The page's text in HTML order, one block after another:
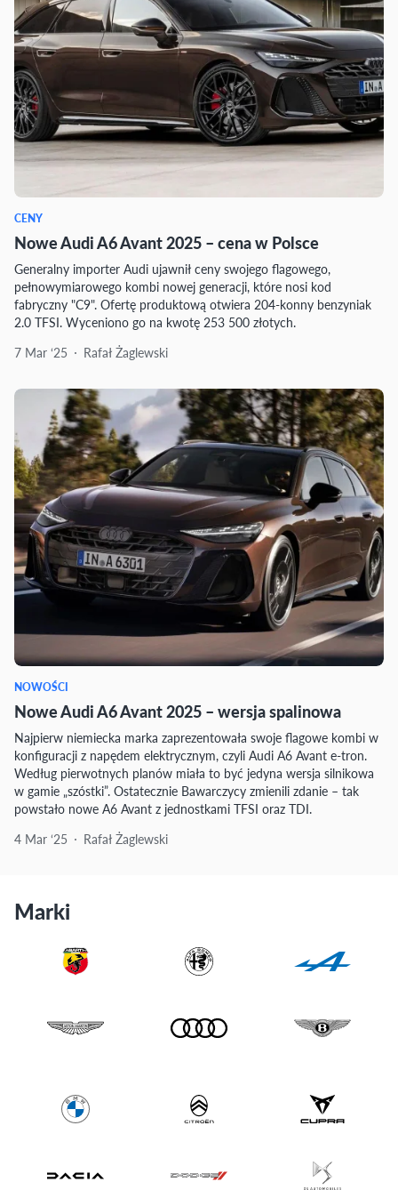
CENY
Nowe Audi A6 Avant 2025 – cena w Polsce
Generalny importer Audi ujawnił ceny swojego flagowego,
pełnowymiarowego kombi nowej generacji, które nosi kod
fabryczny "C9". Ofertę produktową otwiera 204-konny benzyniak
2.0 TFSI. Wyceniono go na kwotę 253 500 złotych.
7 Mar ‘25
Rafał Żaglewski
NOWOŚCI
Nowe Audi A6 Avant 2025 – wersja spalinowa
Najpierw niemiecka marka zaprezentowała swoje flagowe kombi w
konfiguracji z napędem elektrycznym, czyli Audi A6 Avant e-tron.
Według pierwotnych planów miała to być jedyna wersja silnikowa
w gamie „szóstki”. Ostatecznie Bawarczycy zmienili zdanie – tak
powstało nowe A6 Avant z jednostkami TFSI oraz TDI.
4 Mar ‘25
Rafał Żaglewski
Marki